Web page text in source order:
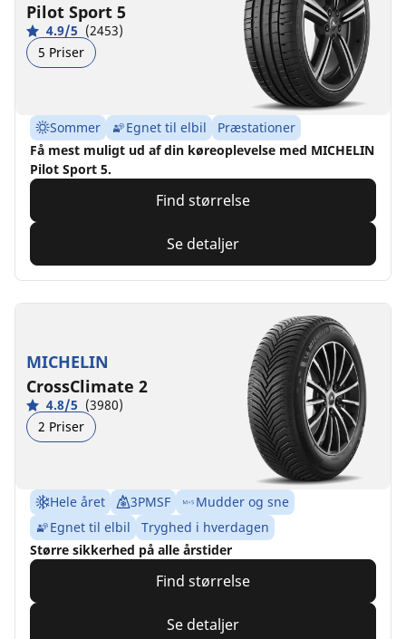
Pilot Sport 5
4.9/5 (2453)
5 Priser
Sommer Egnet til elbil
Præstationer
Få mest muligt ud af din køreoplevelse med MICHELIN
Pilot Sport 5.
Find størrelse
Se detaljer
MICHELIN
CrossClimate 2
4.8/5 (3980)
2 Priser
Hele året 3PMSF
Mudder og sne
Egnet til elbil
Tryghed i hverdagen
Større sikkerhed på alle årstider
Find størrelse
Se detaljer